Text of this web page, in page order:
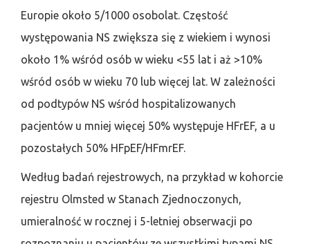
Europie około 5/1000 osobolat. Częstość
występowania NS zwiększa się z wiekiem i wynosi
około 1% wśród osób w wieku <55 lat i aż >10%
wśród osób w wieku 70 lub więcej lat. W zależności
od podtypów NS wśród hospitalizowanych
pacjentów u mniej więcej 50% występuje HFrEF, a u
pozostałych 50% HFpEF/HFmrEF.
Według badań rejestrowych, na przykład w kohorcie
rejestru Olmsted w Stanach Zjednoczonych,
umieralność w rocznej i 5-letniej obserwacji po